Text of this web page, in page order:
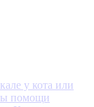
у кота или
помощи